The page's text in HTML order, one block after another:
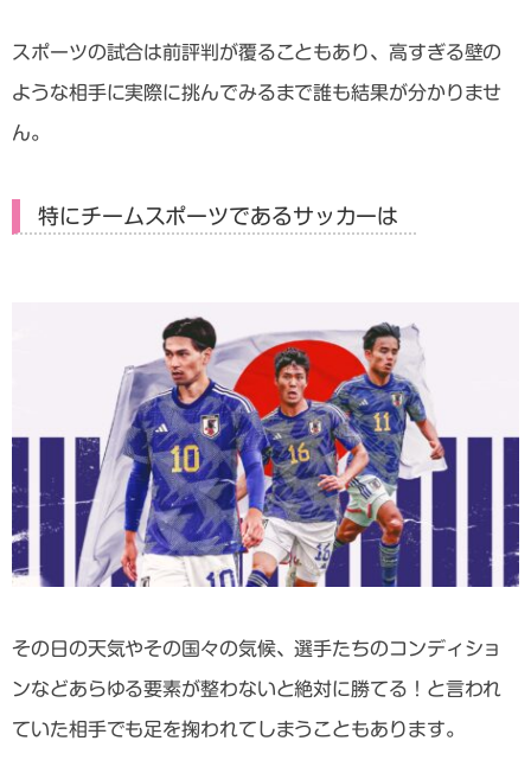
スポーツの試合は前評判が覆ることもあり、高すぎる壁の
ような相手に実際に挑んでみるまで誰も結果が分かりませ
ん。
特にチームスポーツであるサッカーは
その日の天気やその国々の気候、選手たちのコンディショ
ンなどあらゆる要素が整わないと絶対に勝てる！と言われ
ていた相手でも足を掬われてしまうこともあります。